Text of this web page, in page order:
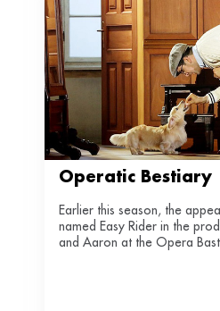
Operatic Bestiary
Earlier this season, the
named Easy Rider in the
and Aaron at the Opera